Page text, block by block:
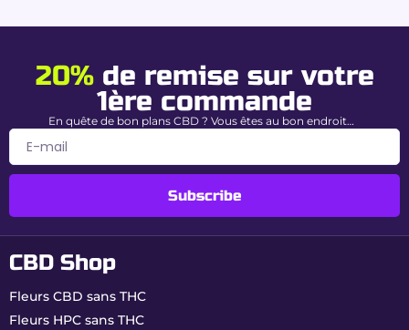
20%de remise sur votre
1ère commande
En quête de bon plans CBD ? Vous êtes au bon endroit…
Subscribe
CBD Shop
Fleurs CBD sans THC
Fleurs HPC sans THC